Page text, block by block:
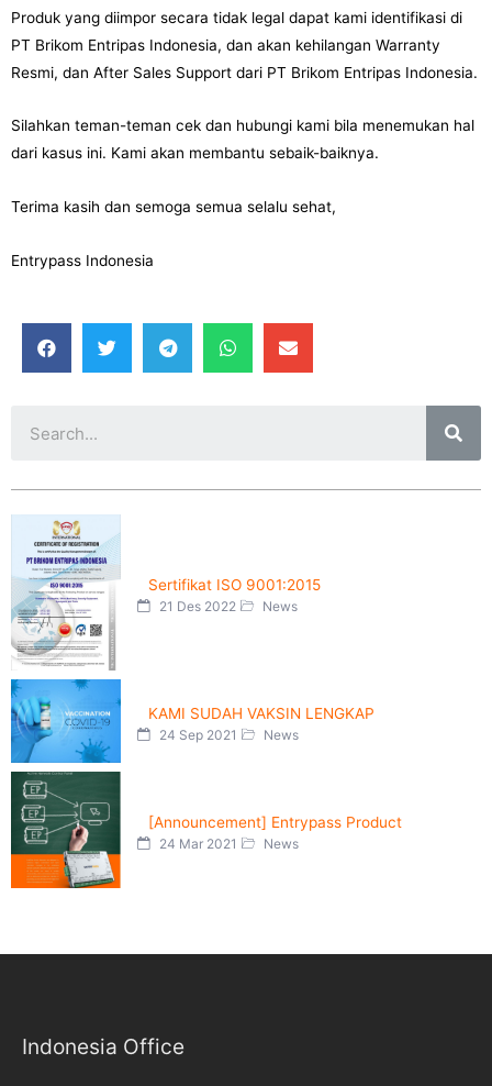
Produk yang diimpor secara tidak legal dapat kami identifikasi di
PT Brikom Entripas Indonesia, dan akan kehilangan Warranty
Resmi, dan After Sales Support dari PT Brikom Entripas Indonesia.
Silahkan teman-teman cek dan hubungi kami bila menemukan hal
dari kasus ini. Kami akan membantu sebaik-baiknya.
Terima kasih dan semoga semua selalu sehat,
Entrypass Indonesia
Sertifikat ISO 9001:2015
21 Des 2022 News
KAMI SUDAH VAKSIN LENGKAP
24 Sep 2021 News
[Announcement] Entrypass Product
24 Mar 2021 News
Indonesia Office